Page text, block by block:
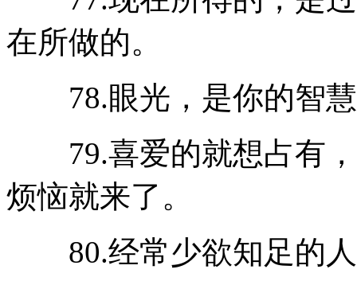
在所做的。
78.眼光，是你的智慧
79.喜爱的就想占有，
烦恼就来了。
80.经常少欲知足的人